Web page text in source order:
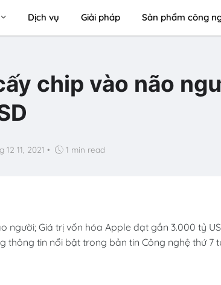
Dịch vụ Giải pháp Sản phẩm công
chip vào não
12 11, 2021 • 1 min read
người; Giá trị vốn hóa Apple đạt gần 3.000 tỷ
thông tin nổi bật trong bản tin Công nghệ thứ 7